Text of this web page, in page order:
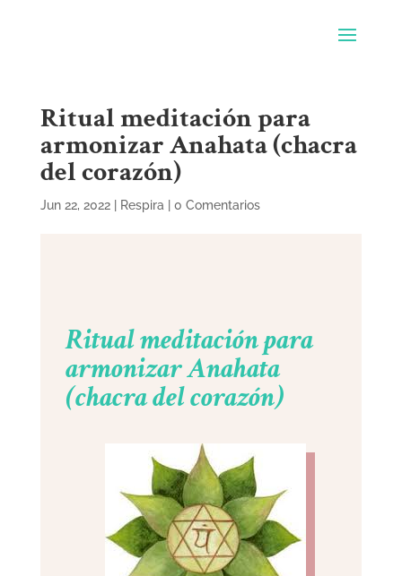
Ritual meditación para
armonizar Anahata (chacra
del corazón)
Jun 22, 2022| Respira 0 Comentarios
Ritual meditación para
armonizar Anahata
(chacra del corazón)